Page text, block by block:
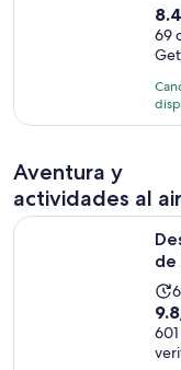
8.4
de
10
69
69
Aventura y
actividades al
de
6
9.8
de
10
Descubre el Parque